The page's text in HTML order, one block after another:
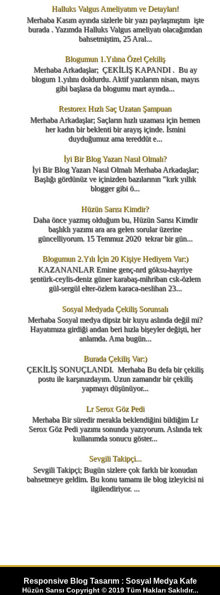
Halluks Valgus Ameliyatım ve Detayları!
Merhaba Kasım ayında sizlerle bir yazı paylaşmıştım işte
burada . Yazımda Halluks Valgus ameliyatı olacağımdan
bahsetmiştim, 25 Aral...
Blogumun 1.Yılına Özel Çekiliş
Merhaba Arkadaşlar; ÇEKİLİŞ KAPANDI . Bu ay
blogum 1.yılını doldurdu. Aktif yazılarım nisan, mayıs
gibi başlasa da blogumu mart ayında...
Restorex Hızlı Saç Uzatan Şampuan
Merhaba Arkadaşlar; Saçların hızlı uzaması için hemen
her kadın bir beklenti bir arayış içinde. İsmini
duyduğumuz ama tereddüt e...
İyi Bir Blog Yazarı Nasıl Olmalı?
İyi Bir Blog Yazarı Nasıl Olmalı Merhaba Arkadaşlar;
Başlığı gördünüz ve içinizden bazılarının "kırk yıllık
blogger gibi ö...
Hüzün Sarısı Kimdir?
Daha önce yazmış olduğum bu, Hüzün Sarısı Kimdir
başlıklı yazımı ara ara gelen sorular üzerine
güncelliyorum. 15 Temmuz 2020 tekrar bir gün...
Blogumun 2.Yılı İçin 20 Kişiye Hediyem Var:)
KAZANANLAR Emine genç-nrd göksu-hayriye
şentürk-ceylis-deniz güner karabaş-mihriban csk-özlem
gül-sergül elter-özlem karaca-neslihan 23...
Sosyal Medyada Çekiliş Sorunsalı
Merhaba Sosyal medya dipsiz bir kuyu aslında değil mi?
Hayatımıza girdiği andan beri hızla bişeyler değişti, her
anlamda. Ama bugün...
Burada Çekiliş Var:)
ÇEKİLİŞ SONUÇLANDI. Merhaba Bu defa bir çekiliş
postu ile karşınızdayım. Uzun zamandır bir çekiliş
yapmayı düşünüyor...
Lr Serox Göz Pedi
Merhaba Bir süredir merakla beklendiğini bildiğim Lr
Serox Göz Pedi yazımı sonunda yazıyorum. Aslında tek
kullanımda sonucu göster...
Sevgili Takipçi...
Sevgili Takipçi; Bugün sizlere çok farklı bir konudan
bahsetmeye geldim. Bu konu tamamı ile blog izleyicisi ni
ilgilendiriyor. ...
Responsive Blog Tasarım : Sosyal Medya Kafe
Hüzün Sarısı Copyright © 2019 Tüm Hakları Saklıdır...